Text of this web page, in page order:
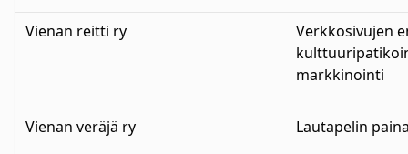
Vienan reitti ry
Verkkosivujen
markkinointi
Vienan veräjä ry Lautapelin